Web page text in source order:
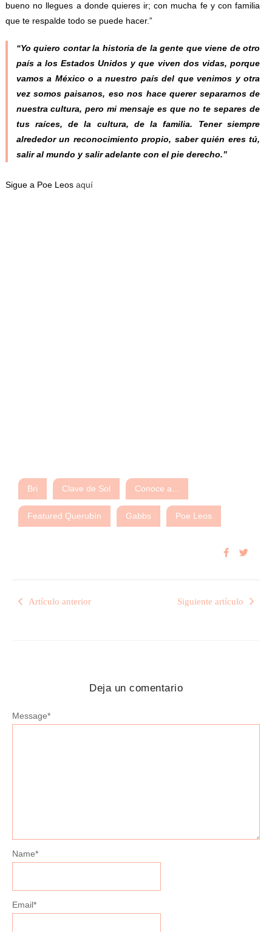
bueno no llegues a donde quieres ir; con mucha fe y con familia
que te respalde todo se puede hacer.”
“Yo quiero contar la historia de la gente que viene de otro
país a los Estados Unidos y que viven dos vidas, porque
vamos a México o a nuestro país del que venimos y otra
vez somos paisanos, eso nos hace querer separarnos de
nuestra cultura, pero mi mensaje es que no te separes de
tus raíces, de la cultura, de la familia. Tener siempre
alrededor un reconocimiento propio, saber quién eres tú,
salir al mundo y salir adelante con el pie derecho.”
Sigue a Poe Leos aquí
Bri Clave de Sol Conoce a...
Featured Querubín Gabbs Poe Leos
Artículo anterior Siguiente artículo
Deja un comentario
Message*
Name*
Email*